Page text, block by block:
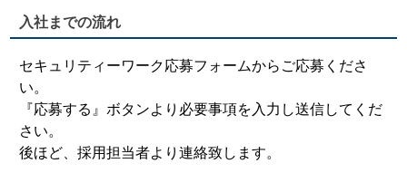
入社までの流れ
セキュリティーワーク応募フォームからご応募くださ
い。
『応募する』ボタンより必要事項を入力し送信してくだ
さい。
後ほど、採用担当者より連絡致します。